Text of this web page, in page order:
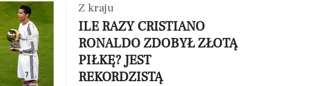
Z kraju
ILE RAZY CRISTIANO
RONALDO ZDOBYŁ ZŁOTĄ
PIŁKĘ? JEST
REKORDZISTĄ